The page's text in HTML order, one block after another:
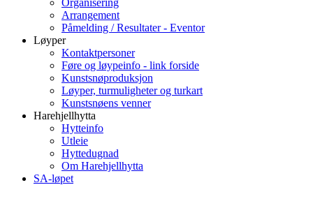
Organisering
Arrangement
Påmelding / Resultater - Eventor
Løyper
Kontaktpersoner
Føre og løypeinfo - link forside
Kunstsnøproduksjon
Løyper, turmuligheter og turkart
Kunstsnøens venner
Harehjellhytta
Hytteinfo
Utleie
Hyttedugnad
Om Harehjellhytta
SA-løpet